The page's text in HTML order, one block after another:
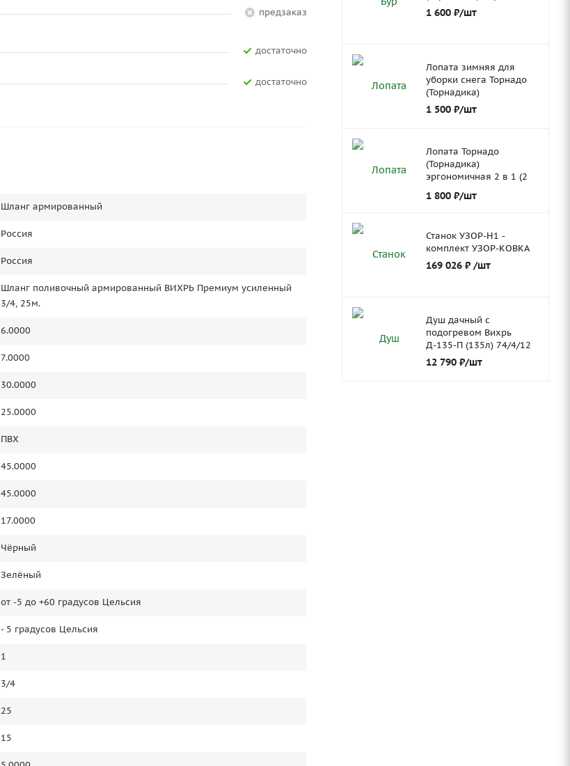
Предзаказ
Достаточно
Достаточно
Шланг армированный
Россия
Россия
Шланг поливочный армированный ВИХРЬ Премиум усиленный
3/4, 25м.
6.0000
7.0000
30.0000
25.0000
ПВХ
45.0000
45.0000
17.0000
Чёрный
Зелёный
от -5 до +60 градусов Цельсия
- 5 градусов Цельсия
1
3/4
25
15
1 600₽/шт
Лопата зимняя для
уборки снега Торнадо
(Торнадика)
1 500₽/шт
Лопата Торнадо
(Торнадика)
эргономичная 2 в 1 (2
1 800₽/шт
Станок УЗОР-Н1 -
комплект УЗОР-КОВКА
169 026₽ /шт
Душ дачный с
подогревом Вихрь
Д-135-П (135л) 74/4/12
12 790₽/шт